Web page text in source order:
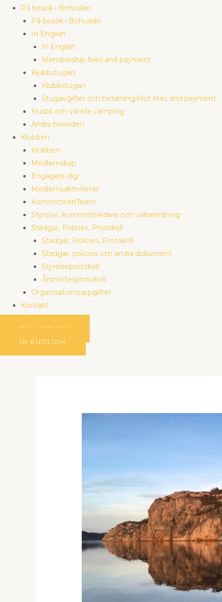
På besök i Bohuslän
På besök i Bohuslän
In English
In English
Membership fees and payment
Klubbstugan
Klubbstugan
Stugavgifter och betalning/Hut fees and payment
Husbil och vanlife camping
Andra boenden
Klubben
Klubben
Medlemskap
Engagera dig!
Medlemsaktiviteter
Kommittéer/Team
Styrelse, kommittéledare och valberedning
Stadgar, Policies, Protokoll
Stadgar, Policies, Protokoll
Stadgar, policies och andra dokument
Styrelseprotokoll
Årsmötesprotokoll
Organisationsuppgifter
Kontakt
BLI MEDLEM
IN ENGLISH